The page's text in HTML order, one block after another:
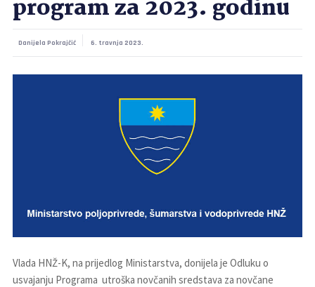
program za 2023. godinu
Danijela Pokrajčić 6. travnja 2023.
Vlada HNŽ-K, na prijedlog Ministarstva, donijela je Odluku o
usvajanju Programa utroška novčanih sredstava za novčane